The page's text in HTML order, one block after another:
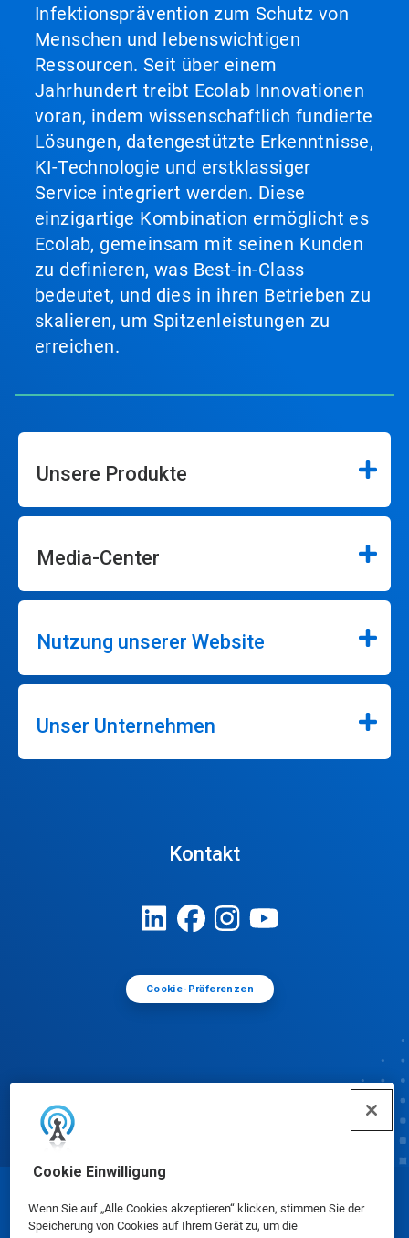
Cookie Einwilligung
Wenn Sie auf „Alle Cookies akzeptieren“ klicken, stimmen Sie der
Speicherung von Cookies auf Ihrem Gerät zu, um die
Infektionsprävention zum Schutz von
Menschen und lebenswichtigen
Ressourcen. Seit über einem
Jahrhundert treibt Ecolab Innovationen
voran, indem wissenschaftlich fundierte
Lösungen, datengestützte Erkenntnisse,
KI-Technologie und erstklassiger
Service integriert werden. Diese
einzigartige Kombination ermöglicht es
Ecolab, gemeinsam mit seinen Kunden
zu definieren, was Best-in-Class
bedeutet, und dies in ihren Betrieben zu
skalieren, um Spitzenleistungen zu
erreichen.
Unsere Produkte
Media-Center
Nutzung unserer Website
Unser Unternehmen
Kontakt
Cookie-Präferenzen
© Ecolab Inc. 2025